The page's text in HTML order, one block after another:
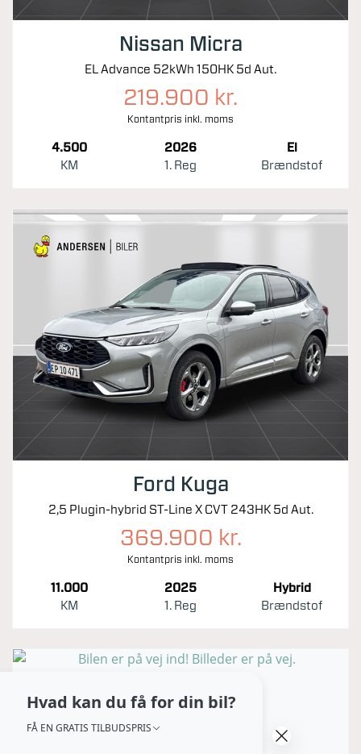
Nissan Micra
EL Advance 52kWh 150HK 5d Aut.
219.900 kr.
Kontantpris inkl. moms
4.500
KM
2026
1. Reg
El
Brændstof
Ford Kuga
2,5 Plugin-hybrid ST-Line X CVT 243HK 5d Aut.
369.900 kr.
Kontantpris inkl. moms
11.000
KM
2025
1. Reg
Hybrid
Brændstof
Hvad kan du få for din bil?
FÅ EN GRATIS TILBUDSPRIS